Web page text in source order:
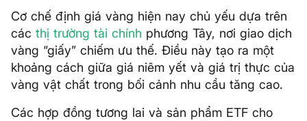
Cơ chế định giá vàng hiện nay chủ yếu dựa trên
các thị trường tài chính phương Tây, nơi giao dịch
vàng “giấy” chiếm ưu thế. Điều này tạo ra một
khoảng cách giữa giá niêm yết và giá trị thực của
vàng vật chất trong bối cảnh nhu cầu tăng cao.
Các hợp đồng tương lai và sản phẩm ETF cho